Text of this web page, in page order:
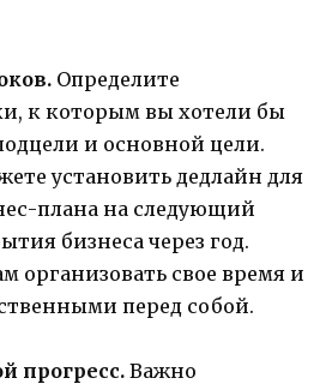
Определите
к которым вы хотели бы
и основной цели.
установить дедлайн для
плана на следующий
бизнеса через год.
организовать свое время и
перед собой.
прогресс. Важно